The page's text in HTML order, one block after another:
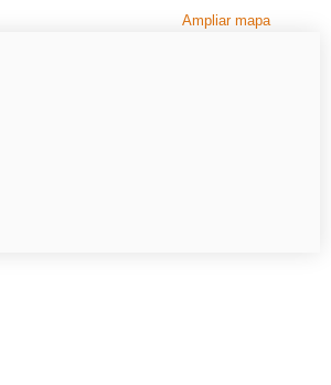
Ampliar mapa